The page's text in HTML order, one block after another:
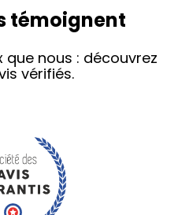
témoignent
que nous : découvrez
vérifiés.